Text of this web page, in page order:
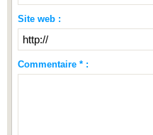
Site web :
Commentaire * :